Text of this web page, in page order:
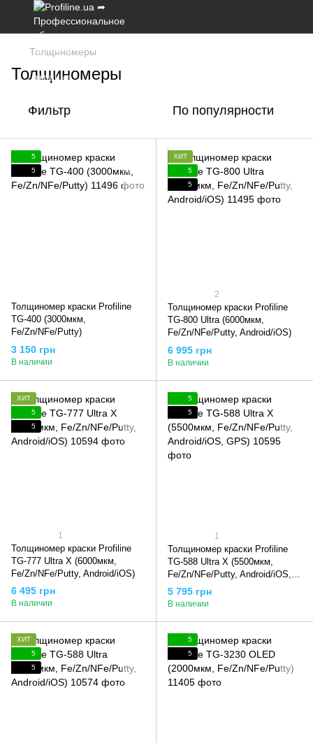
Толщиномеры
Толщиномеры
Фильтр По популярности
5
5
Толщиномер краски Profiline
TG-400 (3000мкм,
Fe/Zn/NFe/Putty)
3 150 грн
В наличии
ХИТ
5
5
2
Толщиномер краски Profiline
TG-800 Ultra (6000мкм,
Fe/Zn/NFe/Putty, Android/iOS)
6 995 грн
В наличии
ХИТ
5
5
1
Толщиномер краски Profiline
TG-777 Ultra X (6000мкм,
Fe/Zn/NFe/Putty, Android/iOS)
6 495 грн
В наличии
5
5
1
Толщиномер краски Profiline
TG-588 Ultra X (5500мкм,
Fe/Zn/NFe/Putty, Android/iOS,
GPS)
5 795 грн
В наличии
ХИТ
5
5
5
5